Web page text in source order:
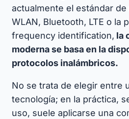
actualmente el estándar de
WLAN, Bluetooth, LTE o la
frequency identification, la
moderna se basa en la
protocolos inalámbricos.
No se trata de elegir entre
tecnología; en la práctica,
uso, suele aplicarse una